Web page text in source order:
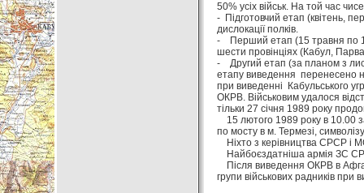
50% усіх військ. На той час
- Підготовчий етап (квітень,
дислокації полків.
- Перший етап (15 травня по 15
шести провінціях (Кабул,
- Другий етап (за планом з
етапу виведення перенесено
при виведенні Кабульського
ОКРВ. Військовим удалося
тільки 27 січня 1989 року
15 лютого 1989 року в 10.00
по мосту в м. Термезі,
Ніхто з керівництва СРСР і
Найбоєздатніша армія ЗС
Після виведення ОКРВ в
групи військових радників при